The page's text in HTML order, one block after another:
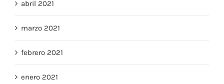
abril 2021
marzo 2021
febrero 2021
enero 2021